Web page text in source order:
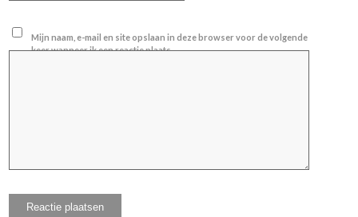
Mijn naam, e-mail en site opslaan in deze browser voor de volgende
keer wanneer ik een reactie plaats.